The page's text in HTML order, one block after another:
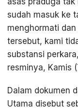
sudah masuk ke
menghormati
tersebut, kami
substansi
resminya, Kamis
Dalam dokumen
Utama disebut